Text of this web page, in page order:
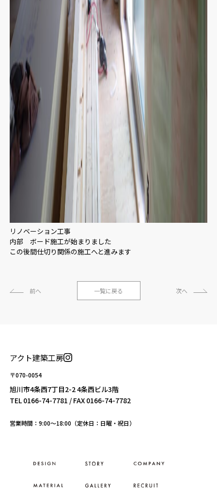
リノベーション工事
内部 ボード施工が始まりました
この後間仕切り関係の施工へと進みます
前へ 一覧に戻る 次へ
アクト建築工房
〒070-0054
旭川市4条西7丁目2-2 4条西ビル3階
TEL 0166-74-7781 / FAX 0166-74-7782
営業時間：9:00〜18:00（定休日：日曜・祝日）